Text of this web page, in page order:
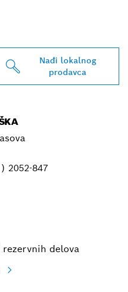
Nađi lokalnog
prodavca
2052-847
delova